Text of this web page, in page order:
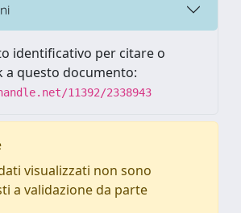
identificativo per citare o
a questo documento:
11392/2338943
visualizzati non sono
a validazione da parte